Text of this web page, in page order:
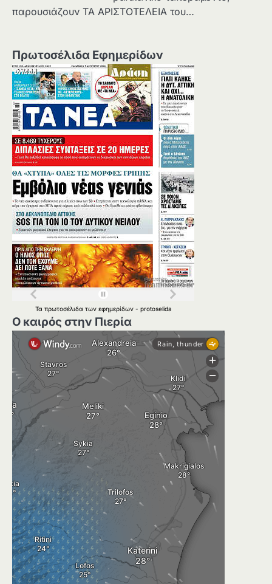
παρουσιάζουν ΤΑ ΑΡΙΣΤΟΤΕΛΕΙΑ του…
Πρωτοσέλιδα Εφημερίδων
Τα πρωτοσέλιδα των εφημερίδων - protoselida
Ο καιρός στην Πιερία